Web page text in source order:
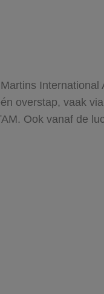
International
overstap, vaak
Ook vanaf de